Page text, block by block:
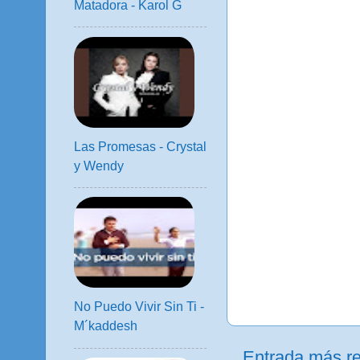
Matadora - Karol G
Las Promesas - Crystal
y Wendy
No Puedo Vivir Sin Ti -
M´kaddesh